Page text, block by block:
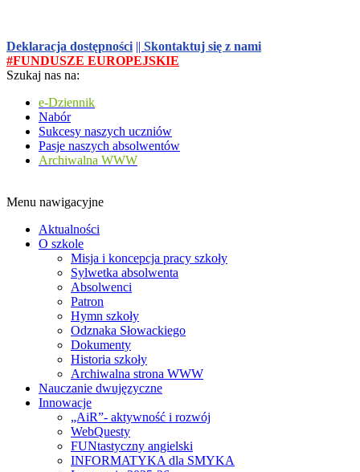
Deklaracja dostępności || Skontaktuj się z nami
#FUNDUSZE EUROPEJSKIE
Szukaj nas na:
e-Dziennik
Nabór
Sukcesy naszych uczniów
Pasje naszych absolwentów
Archiwalna WWW
Menu nawigacyjne
Aktualności
O szkole
Misja i koncepcja pracy szkoły
Sylwetka absolwenta
Absolwenci
Patron
Hymn szkoły
Odznaka Słowackiego
Dokumenty
Historia szkoły
Archiwalna strona WWW
Nauczanie dwujęzyczne
Innowacje
„AiR”- aktywność i rozwój
WebQuesty
FUNtastyczny angielski
INFORMATYKA dla SMYKA